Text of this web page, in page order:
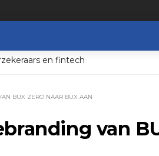
en fintech
BUX ZERO NAAR BUX AAN
van